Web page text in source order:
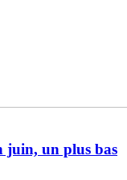
juin, un plus bas